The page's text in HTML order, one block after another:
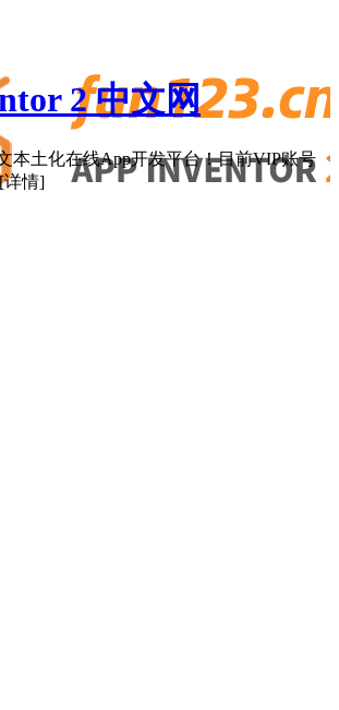
2 中文网
本土化在线App开发平台！目前VIP账号
[详情]